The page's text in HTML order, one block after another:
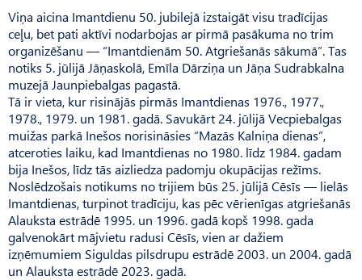
Viņa aicina Imantdienu 50. jubilejā izstaigāt visu tradīcijas
ceļu, bet pati aktīvi nodarbojas ar pirmā pasākuma no trim
organizēšanu — “Imant­dienām 50. Atgriešanās sākumā”. Tas
notiks 5. jūlijā Jāņa­skolā, Emīla Dārziņa un Jāņa Sudrabkalna
muzejā Jaunpie­balgas pagastā.
Tā ir vieta, kur risinājās pirmās Imantdienas 1976., 1977.,
1978., 1979. un 1981. gadā. Savukārt 24. jūlijā Vecpiebalgas
muižas parkā Inešos norisināsies “Mazās Kalniņa dienas”,
atceroties laiku, kad Imantdienas no 1980. līdz 1984. gadam
bija Inešos, līdz tās aizliedza padomju okupācijas režīms.
Noslē­dzošais notikums no trijiem būs 25. jūlijā Cēsīs — lielās
Imant­dienas, turpinot tradīciju, kas pēc vērienīgas atgriešanās
Alauksta estrādē 1995. un 1996. gadā kopš 1998. gada
galvenokārt mājvietu radusi Cēsīs, vien ar dažiem
izņēmumiem Siguldas pilsdrupu estrādē 2003. un 2004. gadā
un Alauk­sta estrādē 2023. gadā.